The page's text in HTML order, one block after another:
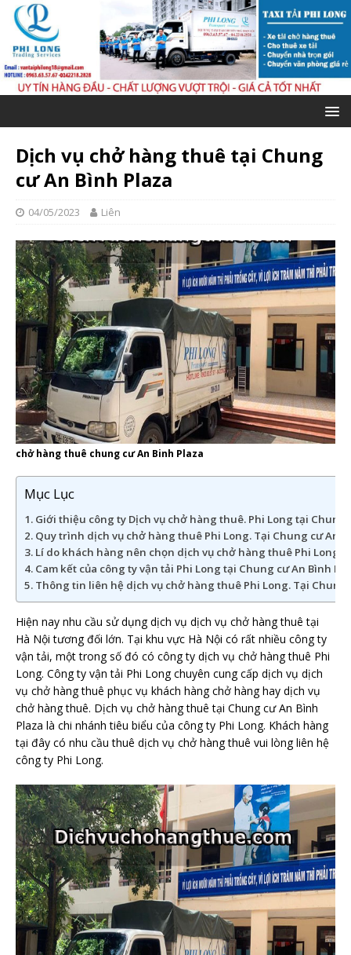
Dịch vụ chở hàng thuê tại Chung
cư An Bình Plaza
04/05/2023 Liên
chở hàng thuê chung cư An Binh Plaza
Mục Lục
Giới thiệu công ty Dịch vụ chở hàng thuê. Phi Long tại Chung
Quy trình dịch vụ chở hàng thuê Phi Long. Tại Chung cư An
Lí do khách hàng nên chọn dịch vụ chở hàng thuê Phi Long.
Cam kết của công ty vận tải Phi Long tại Chung cư An Bình
Thông tin liên hệ dịch vụ chở hàng thuê Phi Long. Tại Chung
Hiện nay nhu cầu sử dụng dịch vụ dịch vụ chở hàng thuê tại
Hà Nội tương đối lớn. Tại khu vực Hà Nội có rất nhiều công ty
vận tải, một trong số đó có công ty dịch vụ chở hàng thuê Phi
Long. Công ty vận tải Phi Long chuyên cung cấp dịch vụ dịch
vụ chở hàng thuê phục vụ khách hàng chở hàng hay dịch vụ
chở hàng thuê. Dịch vụ chở hàng thuê tại Chung cư An Bình
Plaza là chi nhánh tiêu biểu của công ty Phi Long. Khách hàng
tại đây có nhu cầu thuê dịch vụ chở hàng thuê vui lòng liên hệ
công ty Phi Long.